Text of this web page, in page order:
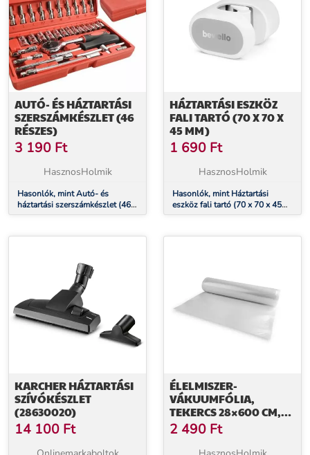
AUTÓ- ÉS HÁZTARTÁSI
SZERSZÁMKÉSZLET (46
RÉSZES)
3 190 Ft
HasznosHolmik
Hasonlók, mint Autó- és
háztartási szerszámkészlet (46
részes)
HÁZTARTÁSI ESZKÖZ
FALI TARTÓ (70 X 70 X
45 MM)
1 690 Ft
HasznosHolmik
Hasonlók, mint Háztartási
eszköz fali tartó (70 x 70 x 45
mm)
KARCHER HÁZTARTÁSI
SZÍVÓKÉSZLET
(28630020)
14 100 Ft
ÉLELMISZER-
VÁKUUMFÓLIA,
TEKERCS 28×600 CM,
ÁTLÁTSZÓ, HÁZTARTÁSI
ÉS KERESKEDELMI
HASZNÁLATRA
2 490 Ft